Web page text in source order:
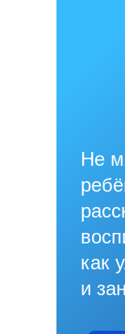
Не
как
и